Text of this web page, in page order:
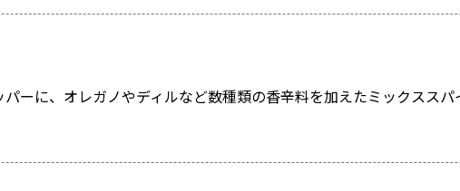
ーに、オレガノやディルなど数種類の香辛料を加えたミックスス